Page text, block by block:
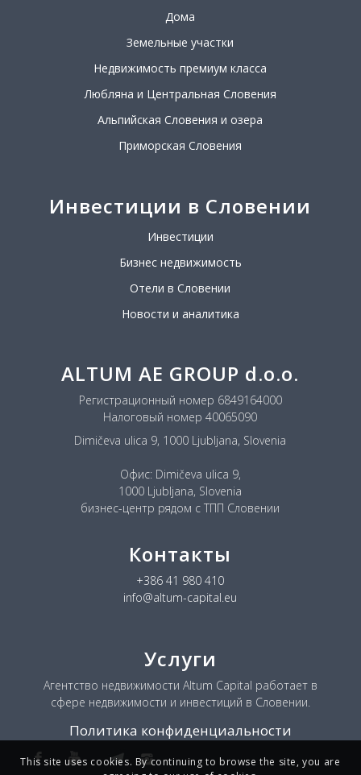
Дома
Земельные участки
Недвижимость премиум класса
Любляна и Центральная Словения
Альпийская Словения и озера
Приморская Словения
Инвестиции в Словении
Инвестиции
Бизнес недвижимость
Отели в Словении
Новости и аналитика
ALTUM AE GROUP d.o.o.
Регистрационный номер 6849164000
Налоговый номер 40065090
Dimičeva ulica 9, 1000 Ljubljana, Slovenia
Офис: Dimičeva ulica 9,
1000 Ljubljana, Slovenia
бизнес-центр рядом с ТПП Словении
Контакты
+386 41 980 410
info@altum-capital.eu
Услуги
Агентство недвижимости Altum Capital работает в
сфере недвижимости и инвестиций в Словении.
Политика конфиденциальности
This site uses cookies. By continuing to browse the site, you are